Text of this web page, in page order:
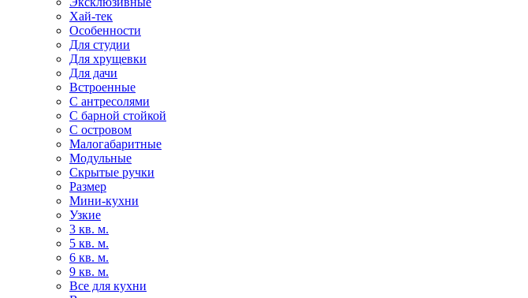
Хай-тек
Особенности
Для студии
Для хрущевки
Для дачи
Встроенные
С антресолями
С барной стойкой
С островом
Малогабаритные
Модульные
Скрытые ручки
Размер
Мини-кухни
Узкие
3 кв. м.
5 кв. м.
6 кв. м.
9 кв. м.
Все для кухни